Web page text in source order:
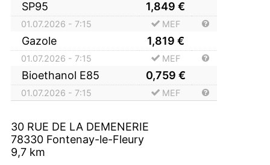
SP95 1,849 €
01.07.2026 - 7:15 MEF
Gazole 1,819 €
01.07.2026 - 7:15 MEF
Bioethanol E85 0,759 €
01.07.2026 - 7:15 MEF
30 RUE DE LA DEMENERIE
78330 Fontenay-le-Fleury
9,7 km